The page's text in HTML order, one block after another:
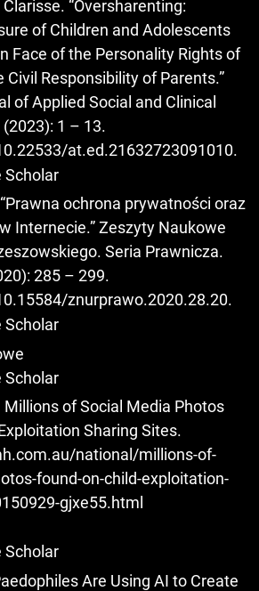
“Oversharenting:
of Children and Adolescents
Face of the Personality Rights of
Civil Responsibility of Parents.”
of Applied Social and Clinical
1 – 13.
at.ed.21632723091010.
Scholar
ochrona prywatności oraz
Internecie.” Zeszyty Naukowe
Seria Prawnicza.
285 – 299.
znurprawo.2020.28.20.
Scholar
Scholar
Millions of Social Media Photos
Sharing Sites.
national/millions-of-
found-on-child-exploitation-
gjxe55.html
Scholar
Are Using AI to Create